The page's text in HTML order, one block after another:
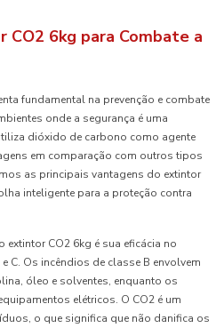
6kg para Combate a
fundamental na prevenção e combate
onde a segurança é uma
dióxido de carbono como agente
em comparação com outros tipos
as principais vantagens do extintor
inteligente para a proteção contra
CO2 6kg é sua eficácia no
C. Os incêndios de classe B envolvem
óleo e solventes, enquanto os
elétricos. O CO2 é um
o que significa que não danifica os